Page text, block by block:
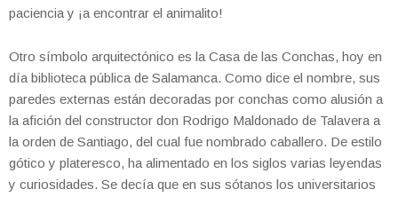
paciencia y ¡a encontrar el animalito!
Otro símbolo arquitectónico es la Casa de las Conchas, hoy en
día biblioteca pública de Salamanca. Como dice el nombre, sus
paredes externas están decoradas por conchas como alusión a
la afición del constructor don Rodrigo Maldonado de Talavera a
la orden de Santiago, del cual fue nombrado caballero. De estilo
gótico y plateresco, ha alimentado en los siglos varias leyendas
y curiosidades. Se decía que en sus sótanos los universitarios